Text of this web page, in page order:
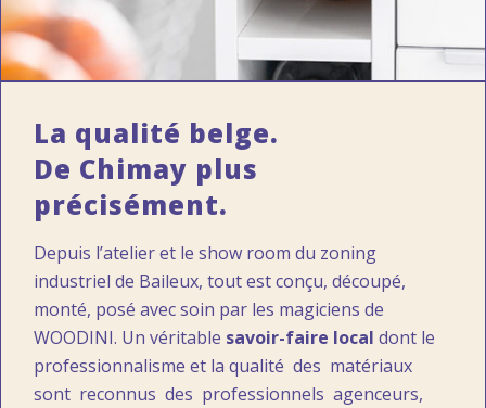
La qualité belge.
De Chimay plus
précisément.
Depuis l’atelier et le show room du zoning
industriel de Baileux, tout est conçu, découpé,
monté, posé avec soin par les magiciens de
WOODINI. Un véritable savoir-faire local dont le
professionnalisme et la qualité des matériaux
sont reconnus des professionnels agenceurs,